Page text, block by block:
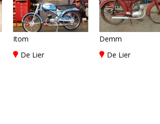
Itom
De Lier
Demm
De Lier